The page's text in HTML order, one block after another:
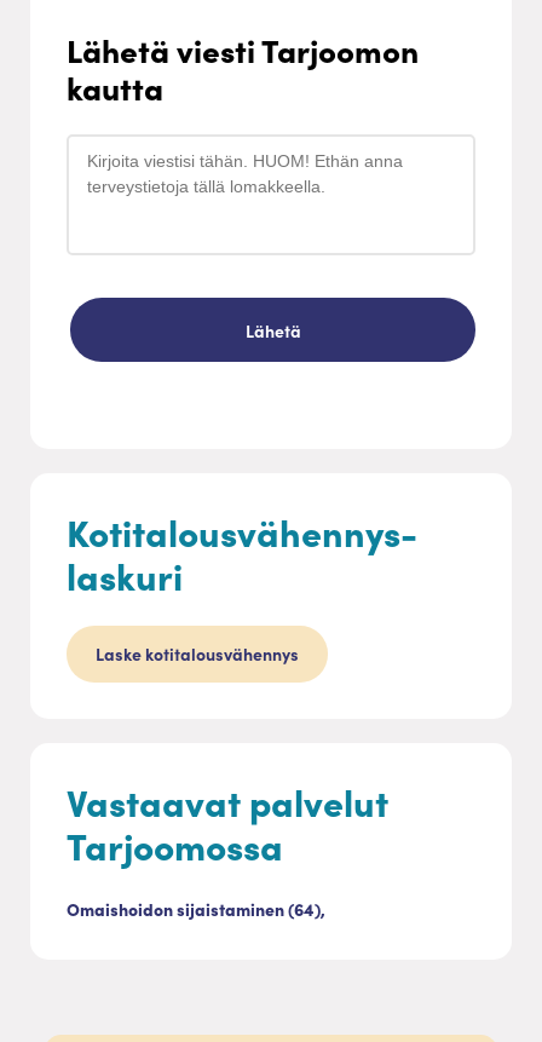
Vastaavat palvelut
Tarjoomossa
Omaishoidon sijaistaminen (64),
Lähetä viesti Tarjoomon
kautta
Kotitalousvähennys-
laskuri
Laske kotitalousvähennys